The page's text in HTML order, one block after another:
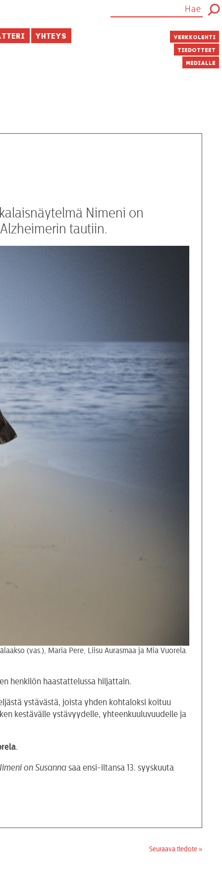
Yhteys Verkkolehti
Tiedotteet
Medialle
Nimeni on
tautiin.
(vas.), Maria Pere, Liisu Aurasmaa ja Mia Vuorela.
henkilön haastattelussa hiljattain.
ystävästä, joista yhden kohtaloksi koituu
kestävälle ystävyydelle, yhteenkuuluvuudelle ja
.
on Susanna saa ensi-iltansa 13. syyskuuta
Seuraava tiedote »